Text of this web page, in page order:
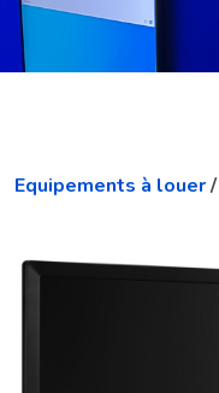
Equipements à louer/